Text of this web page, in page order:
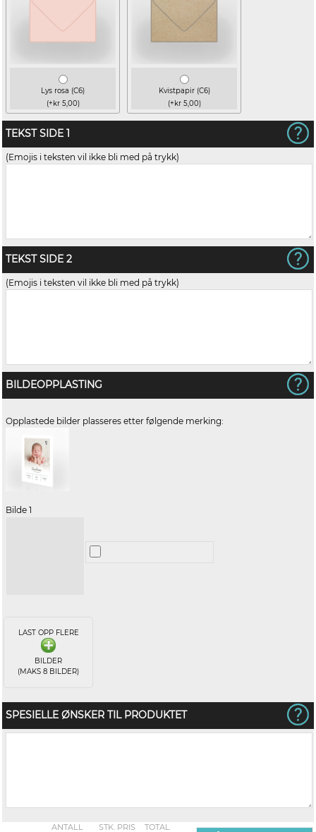
Lys rosa (C6)
(+kr 5,00)
Kvistpapir (C6)
(+kr 5,00)
TEKST SIDE 1
(Emojis i teksten vil ikke bli med på trykk)
TEKST SIDE 2
(Emojis i teksten vil ikke bli med på trykk)
BILDEOPPLASTING
Opplastede bilder plasseres etter følgende merking:
Bilde 1
LAST OPP FLERE
BILDER
(MAKS 8 BILDER)
SPESIELLE ØNSKER TIL PRODUKTET
ANTALL STK. PRIS TOTAL